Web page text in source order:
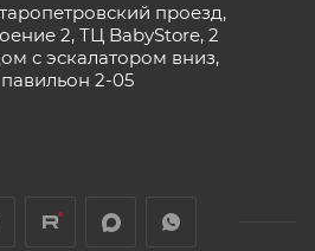
проезд,
2, ТЦ BabyStore, 2
с эскалатором вниз,
павильон 2-05